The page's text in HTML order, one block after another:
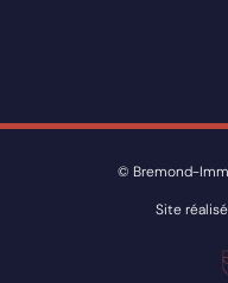
© Bremond-
Site